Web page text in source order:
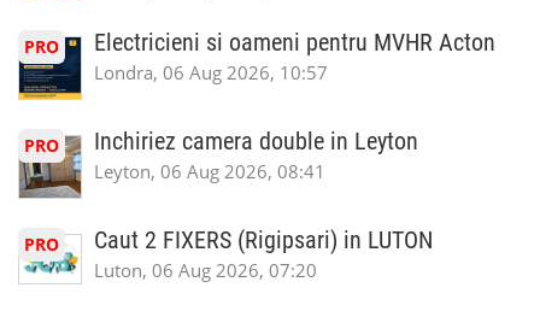
PRO Electricieni si oameni pentru MVHR Acton
Londra, 06 Aug 2026, 10:57
PRO Inchiriez camera double in Leyton
Leyton, 06 Aug 2026, 08:41
PRO Caut 2 FIXERS (Rigipsari) in LUTON
Luton, 06 Aug 2026, 07:20